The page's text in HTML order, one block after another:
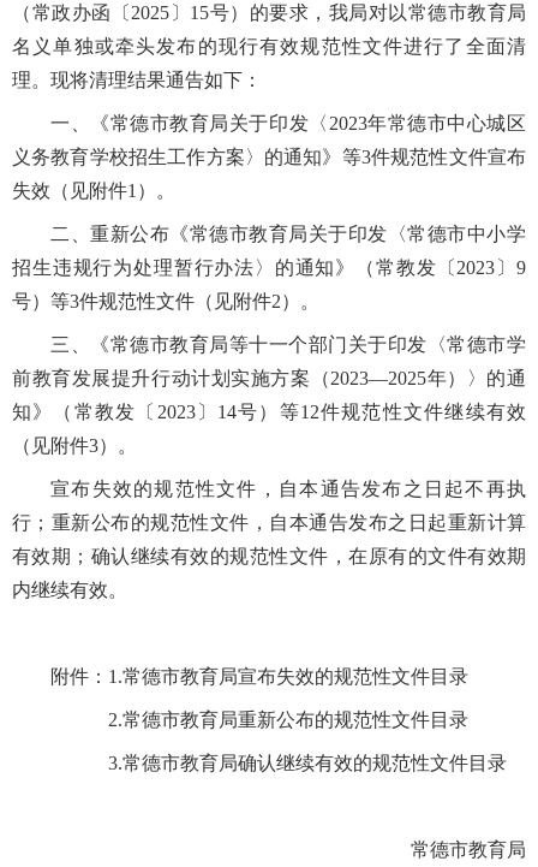
（常政办函〔2025〕15号）的要求，我局对以常德市教育局
名义单独或牵头发布的现行有效规范性文件进行了全面清
理。现将清理结果通告如下：
一、《常德市教育局关于印发〈2023年常德市中心城区
义务教育学校招生工作方案〉的通知》等3件规范性文件宣布
失效（见附件1）。
二、重新公布《常德市教育局关于印发〈常德市中小学
招生违规行为处理暂行办法〉的通知》（常教发〔2023〕9
号）等3件规范性文件（见附件2）。
三、《常德市教育局等十一个部门关于印发〈常德市学
前教育发展提升行动计划实施方案（2023—2025年）〉的通
知》（常教发〔2023〕14号）等12件规范性文件继续有效
（见附件3）。
宣布失效的规范性文件，自本通告发布之日起不再执
行；重新公布的规范性文件，自本通告发布之日起重新计算
有效期；确认继续有效的规范性文件，在原有的文件有效期
内继续有效。
附件：1.常德市教育局宣布失效的规范性文件目录
2.常德市教育局重新公布的规范性文件目录
3.常德市教育局确认继续有效的规范性文件目录
常德市教育局